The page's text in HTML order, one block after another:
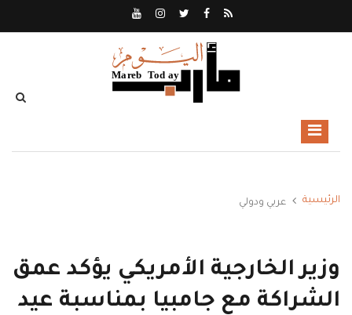
الرئيسية عربي ودولي
وزير الخارجية الأمريكي يؤكد عمق
الشراكة مع جامبيا بمناسبة عيد